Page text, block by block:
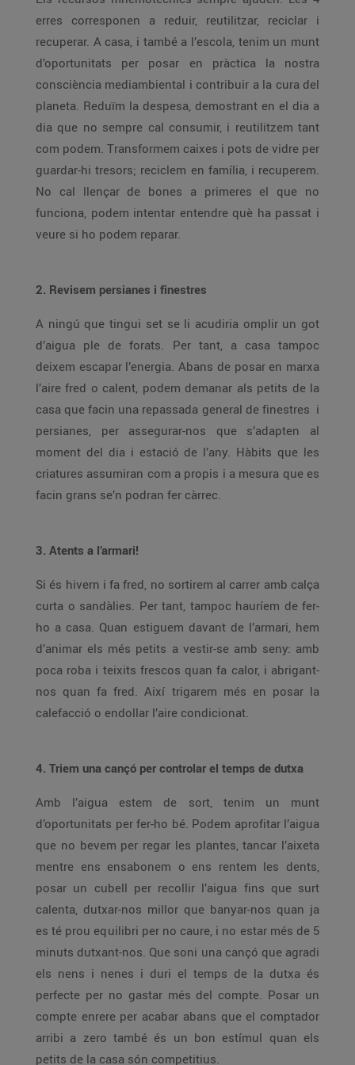
erres corresponen a reduir, reutilitzar, reciclar i
recuperar. A casa, i també a l’escola, tenim un munt
d’oportunitats per posar en pràctica la nostra
consciència mediambiental i contribuir a la cura del
planeta. Reduïm la despesa, demostrant en el dia a
dia que no sempre cal consumir, i reutilitzem tant
com podem. Transformem caixes i pots de vidre per
guardar-hi tresors; reciclem en família, i recuperem.
No cal llençar de bones a primeres el que no
funciona, podem intentar entendre què ha passat i
veure si ho podem reparar.
2. Revisem persianes i finestres
A ningú que tingui set se li acudiria omplir un got
d’aigua ple de forats. Per tant, a casa tampoc
deixem escapar l’energia. Abans de posar en marxa
l’aire fred o calent, podem demanar als petits de la
casa que facin una repassada general de finestres i
persianes, per assegurar-nos que s’adapten al
moment del dia i estació de l’any. Hàbits que les
criatures assumiran com a propis i a mesura que es
facin grans se’n podran fer càrrec.
3. Atents a l’armari!
Si és hivern i fa fred, no sortirem al carrer amb calça
curta o sandàlies. Per tant, tampoc hauríem de fer-
ho a casa. Quan estiguem davant de l’armari, hem
d’animar els més petits a vestir-se amb seny: amb
poca roba i teixits frescos quan fa calor, i abrigant-
nos quan fa fred. Així trigarem més en posar la
calefacció o endollar l’aire condicionat.
4. Triem una cançó per controlar el temps de dutxa
Amb l’aigua estem de sort, tenim un munt
d’oportunitats per fer-ho bé. Podem aprofitar l’aigua
que no bevem per regar les plantes, tancar l’aixeta
mentre ens ensabonem o ens rentem les dents,
posar un cubell per recollir l’aigua fins que surt
calenta, dutxar-nos millor que banyar-nos quan ja
es té prou equilibri per no caure, i no estar més de 5
minuts dutxant-nos. Que soni una cançó que agradi
els nens i nenes i duri el temps de la dutxa és
perfecte per no gastar més del compte. Posar un
compte enrere per acabar abans que el comptador
arribi a zero també és un bon estímul quan els
petits de la casa són competitius.